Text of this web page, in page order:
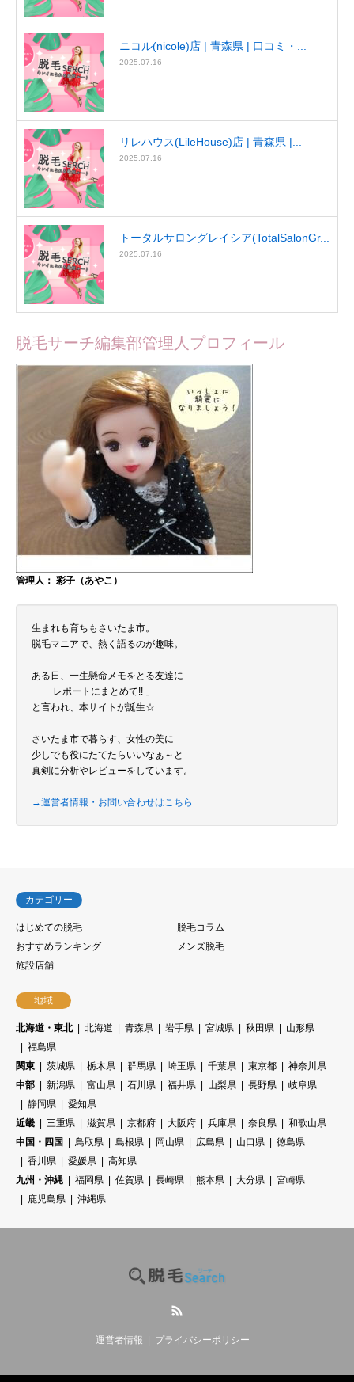
ニコル(nicole)店 | 青森県 | 口コミ・...
2025.07.16
リレハウス(LileHouse)店 | 青森県 |...
2025.07.16
トータルサロングレイシア(TotalSalonGr...
2025.07.16
脱毛サーチ編集部管理人プロフィール
管理人： 彩子（あやこ）
生まれも育ちもさいたま市。
脱毛マニアで、熱く語るのが趣味。
ある日、一生懸命メモをとる友達に
「 レポートにまとめて!! 」
と言われ、本サイトが誕生☆
さいたま市で暮らす、女性の美に
少しでも役にたてたらいいなぁ～と
真剣に分析やレビューをしています。
→運営者情報・お問い合わせはこちら
カテゴリー
はじめての脱毛
脱毛コラム
おすすめランキング
メンズ脱毛
施設店舗
地域
北海道・東北 北海道 青森県 岩手県 宮城県 秋田県
山形県
福島県
関東
茨城県 栃木県 群馬県 埼玉県 千葉県 東京都
神奈川県
中部
新潟県 富山県 石川県 福井県 山梨県 長野県
岐阜県
静岡県
愛知県
近畿
三重県 滋賀県 京都府 大阪府 兵庫県 奈良県
和歌山県
中国・四国
鳥取県 島根県 岡山県 広島県 山口県
徳島県
香川県
愛媛県
高知県
九州・沖縄
福岡県 佐賀県 長崎県 熊本県 大分県
宮崎県
鹿児島県
沖縄県
運営者情報 プライバシーポリシー